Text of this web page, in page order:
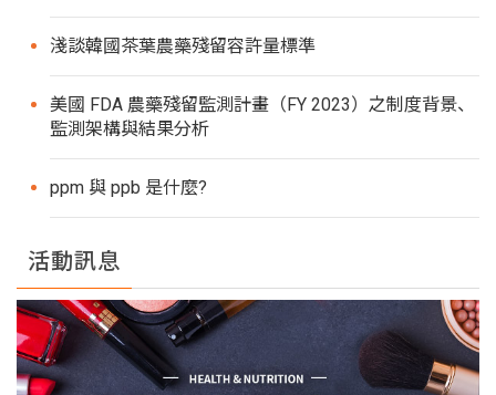
淺談韓國茶葉農藥殘留容許量標準
美國 FDA 農藥殘留監測計畫（FY 2023）之制度背景、
監測架構與結果分析
ppm 與 ppb 是什麼?
活動訊息